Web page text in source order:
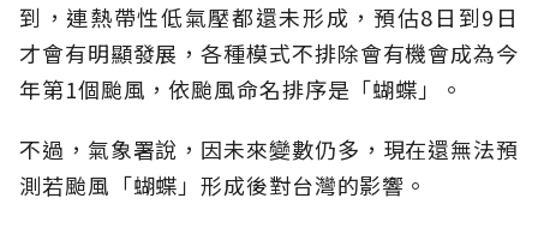
到，連熱帶性低氣壓都還未形成，預估8日到9日
才會有明顯發展，各種模式不排除會有機會成為今
年第1個颱風，依颱風命名排序是「蝴蝶」。
不過，氣象署說，因未來變數仍多，現在還無法預
測若颱風「蝴蝶」形成後對台灣的影響。